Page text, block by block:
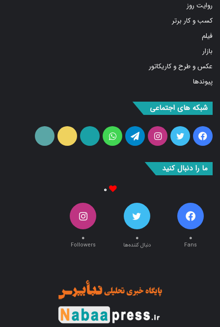
روایت روز
کسب و کار برتر
فیلم
بازار
عکس و طرح و کاریکاتور
پیوندها
شبکه های اجتماعی
فیس
توییتر اینستاگرامتلگرام واتس
آپارات ایتا
ما را دنبال کنید
۰
۰
Fans
۰
دنبال کننده‌ها
۰
Followers